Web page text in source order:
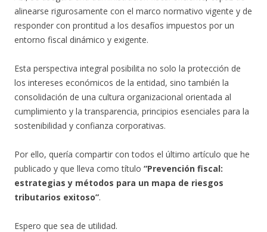
alinearse rigurosamente con el marco normativo vigente y de
responder con prontitud a los desafíos impuestos por un
entorno fiscal dinámico y exigente.
Esta perspectiva integral posibilita no solo la protección de
los intereses económicos de la entidad, sino también la
consolidación de una cultura organizacional orientada al
cumplimiento y la transparencia, principios esenciales para la
sostenibilidad y confianza corporativas.
Por ello, quería compartir con todos el último artículo que he
publicado y que lleva como título “Prevención fiscal:
estrategias y métodos para un mapa de riesgos
tributarios exitoso”.
Espero que sea de utilidad.